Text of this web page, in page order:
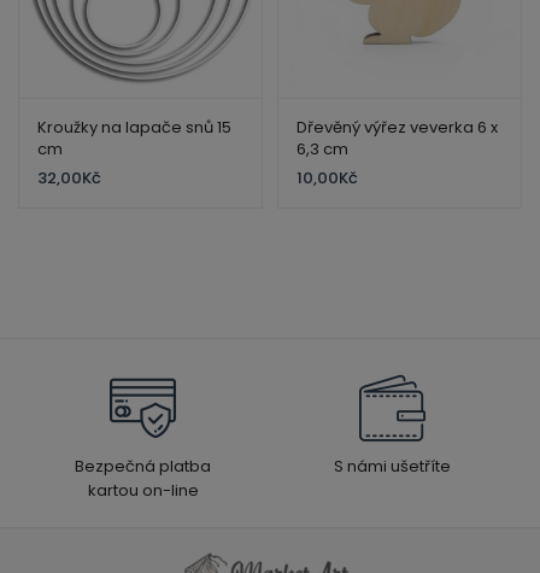
Kroužky na lapače snů 15
cm
32,00Kč
Dřevěný výřez veverka 6 x
6,3 cm
10,00Kč
Bezpečná platba
kartou on-line
S námi ušetříte